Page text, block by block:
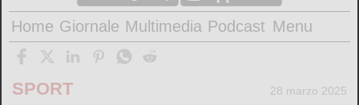
Home Giornale Multimedia Podcast Menu
SPORT 28 marzo 2025